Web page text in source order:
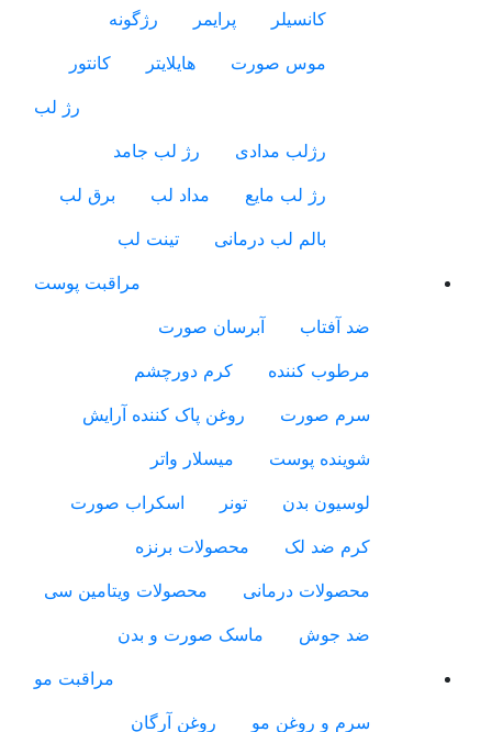
کانسیلر
پرایمر
رژگونه
موس صورت
هایلایتر
کانتور
رژ لب
رژلب مدادی
رژ لب جامد
رژ لب مایع
مداد لب
برق لب
بالم لب درمانی
تینت لب
مراقبت پوست
ضد آفتاب
آبرسان صورت
مرطوب کننده
کرم دورچشم
سرم صورت
روغن پاک کننده آرایش
شوینده پوست
میسلار واتر
لوسیون بدن
تونر
اسکراب صورت
کرم ضد لک
محصولات برنزه
محصولات درمانی
محصولات ویتامین سی
ضد جوش
ماسک صورت و بدن
مراقبت مو
سرم و روغن مو
روغن آرگان